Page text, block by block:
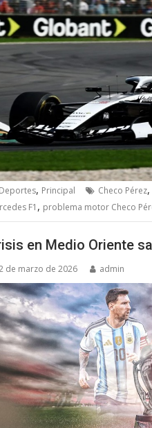
Deportes, Principal Checo Pérez,
F1 , problema motor Checo
en Medio Oriente
de marzo de 2026 admin